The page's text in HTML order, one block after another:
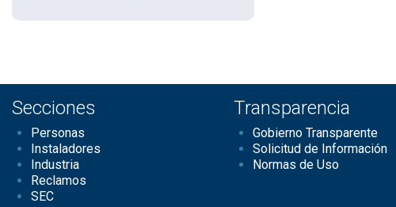
Secciones
Personas
Instaladores
Industria
Reclamos
SEC
Transparencia
Gobierno Transparente
Solicitud de Información
Normas de Uso